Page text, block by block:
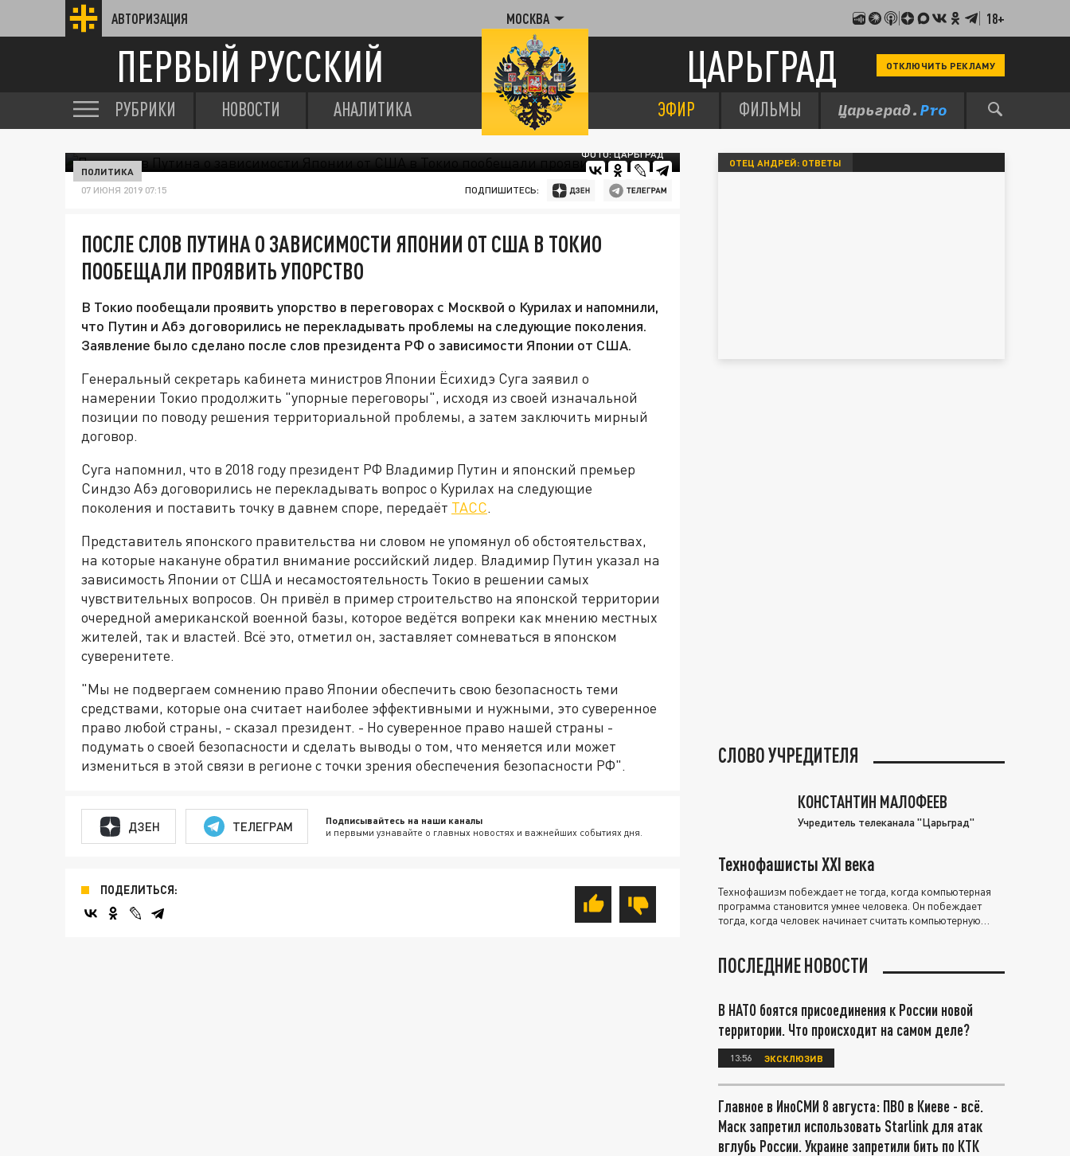
АВТОРИЗАЦИЯ МОСКВА 18+
ПЕРВЫЙ РУССКИЙ ЦАРЬГРАД ОТКЛЮЧИТЬ РЕКЛАМУ
РУБРИКИ НОВОСТИ АНАЛИТИКА ЭФИР ФИЛЬМЫ
ФОТО: ЦАРЬГРАД
ПОЛИТИКА
07 ИЮНЯ 2019 07:15 ПОДПИШИТЕСЬ:
ПОСЛЕ СЛОВ ПУТИНА О ЗАВИСИМОСТИ ЯПОНИИ ОТ США В ТОКИО
ПООБЕЩАЛИ ПРОЯВИТЬ УПОРСТВО
В Токио пообещали проявить упорство в переговорах с Москвой о Курилах и напомнили,
что Путин и Абэ договорились не перекладывать проблемы на следующие поколения.
Заявление было сделано после слов президента РФ о зависимости Японии от США.
Генеральный секретарь кабинета министров Японии Ёсихидэ Суга заявил о
намерении Токио продолжить "упорные переговоры", исходя из своей изначальной
позиции по поводу решения территориальной проблемы, а затем заключить мирный
договор.
Суга напомнил, что в 2018 году президент РФ Владимир Путин и японский премьер
Синдзо Абэ договорились не перекладывать вопрос о Курилах на следующие
поколения и поставить точку в давнем споре, передаёт ТАСС.
Представитель японского правительства ни словом не упомянул об обстоятельствах,
на которые накануне обратил внимание российский лидер. Владимир Путин указал на
зависимость Японии от США и несамостоятельность Токио в решении самых
чувствительных вопросов. Он привёл в пример строительство на японской территории
очередной американской военной базы, которое ведётся вопреки как мнению местных
жителей, так и властей. Всё это, отметил он, заставляет сомневаться в японском
суверенитете.
"Мы не подвергаем сомнению право Японии обеспечить свою безопасность теми
средствами, которые она считает наиболее эффективными и нужными, это суверенное
право любой страны, - сказал президент. - Но суверенное право нашей страны -
подумать о своей безопасности и сделать выводы о том, что меняется или может
измениться в этой связи в регионе с точки зрения обеспечения безопасности РФ".
ДЗЕН ТЕЛЕГРАМ Подписывайтесь на наши каналы
и первыми узнавайте о главных новостях и важнейших событиях дня.
ПОДЕЛИТЬСЯ:
ОТЕЦ АНДРЕЙ: ОТВЕТЫ
СЛОВО УЧРЕДИТЕЛЯ
КОНСТАНТИН МАЛОФЕЕВ
Учредитель телеканала "Царьград"
Технофашисты XXI века
Технофашизм побеждает не тогда, когда компьютерная
программа становится умнее человека. Он побеждает
тогда, когда человек начинает считать компьютерную
ПОСЛЕДНИЕ НОВОСТИ
В НАТО боятся присоединения к России новой
территории. Что происходит на самом деле?
13:56 ЭКСКЛЮЗИВ
Главное в ИноСМИ 8 августа: ПВО в Киеве - всё.
Маск запретил использовать Starlink для атак
вглубь России. Украине запретили бить по КТК